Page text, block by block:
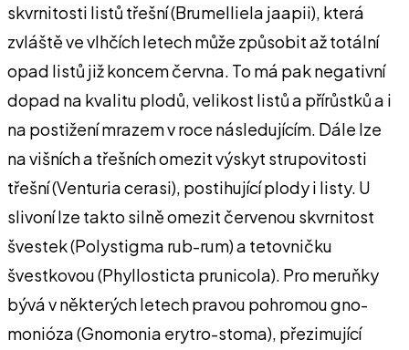
skvrnitosti listů třešní (Brumelliela jaapii), která
zvláště ve vlhčích letech může způsobit až totální
opad listů již koncem června. To má pak negativní
dopad na kvalitu plodů, velikost listů a přírůstků a i
na postižení mrazem v roce následujícím. Dále lze
na višních a třešních omezit výskyt strupovitosti
třešní (Venturia cerasi), postihující plody i listy. U
slivoní lze takto silně omezit červenou skvrnitost
švestek (Polystigma rub-rum) a tetovničku
švestkovou (Phyllosticta prunicola). Pro meruňky
bývá v některých letech pravou pohromou gno-
monióza (Gnomonia erytro-stoma), přezimující